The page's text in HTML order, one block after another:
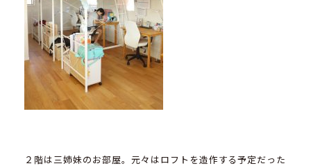
２階は三姉妹のお部屋。元々はロフトを造作する予定だった